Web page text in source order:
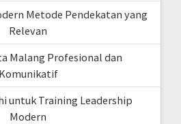
Metode Pendekatan yang
Relevan
Malang Profesional dan
Komunikatif
untuk Training Leadership
Modern